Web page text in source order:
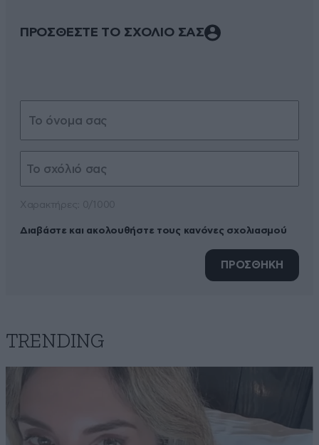
ΠΡΟΣΘΕΣΤΕ ΤΟ ΣΧΟΛΙΟ ΣΑΣ
Διαβάστε και ακολουθήστε τους κανόνες σχολιασμού
ΠΡΟΣΘΗΚΗ
TRENDING